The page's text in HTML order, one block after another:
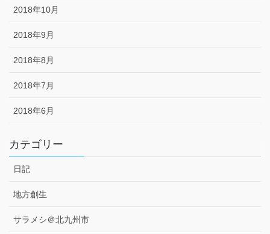
2018年10月
2018年9月
2018年8月
2018年7月
2018年6月
カテゴリー
日記
地方創生
サラメシ＠北九州市